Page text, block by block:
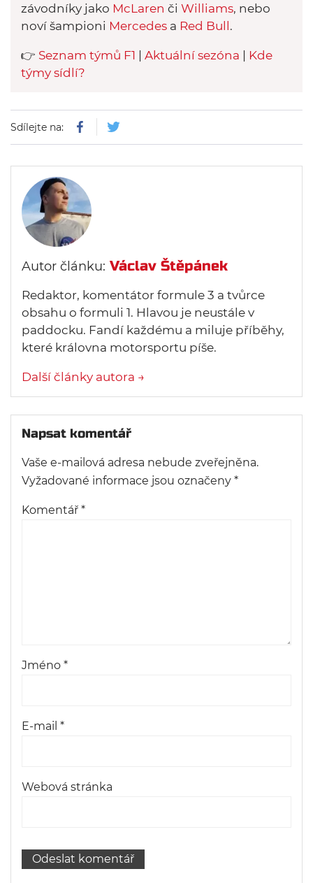
závodníky jako McLaren či Williams, nebo
noví šampioni Mercedes a Red Bull .
👉 Seznam týmů F1 Aktuální sezóna
Kde
týmy sídlí?
Sdílejte na:
Autor článku: Václav Štěpánek
Redaktor, komentátor formule 3 a tvůrce
obsahu o formuli 1. Hlavou je neustále v
paddocku. Fandí každému a miluje příběhy,
které královna motorsportu píše.
Další články autora →
Napsat komentář
Vaše e-mailová adresa nebude zveřejněna.
Vyžadované informace jsou označeny *
Komentář *
Jméno *
E-mail *
Webová stránka